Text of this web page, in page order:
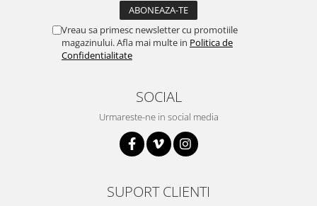
Junior RoboticsVreau sa primesc newsletter cu promotiile
magazinului. Afla mai multe in Politica de
Confidentialitate
SOCIAL
Urmareste-ne in social media
SUPORT CLIENTI